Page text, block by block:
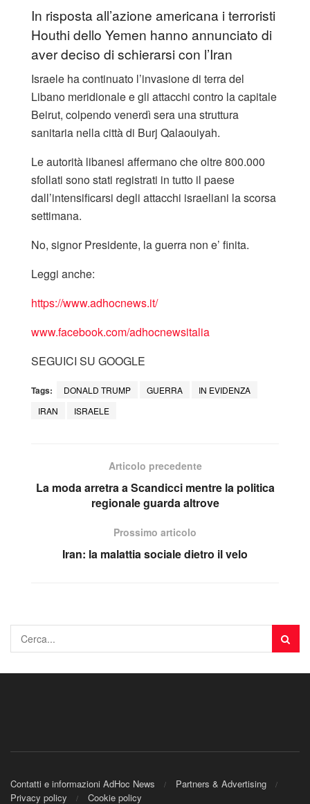
In risposta all’azione americana i terroristi
Houthi dello Yemen hanno annunciato di
aver deciso di schierarsi con l’Iran
Israele ha continuato l’invasione di terra del
Libano meridionale e gli attacchi contro la capitale
Beirut, colpendo venerdì sera una struttura
sanitaria nella città di Burj Qalaouiyah.
Le autorità libanesi affermano che oltre 800.000
sfollati sono stati registrati in tutto il paese
dall’intensificarsi degli attacchi israeliani la scorsa
settimana.
No, signor Presidente, la guerra non e’ finita.
Leggi anche:
https://www.adhocnews.it/
www.facebook.com/adhocnewsitalia
SEGUICI SU GOOGLE
Tags: DONALD TRUMP GUERRA
IN EVIDENZA
IRAN
ISRAELE
Articolo precedente
La moda arretra a Scandicci mentre la politica
regionale guarda altrove
Prossimo articolo
Iran: la malattia sociale dietro il velo
Contatti e informazioni AdHoc News
Partners & Advertising
Privacy policy
Cookie policy